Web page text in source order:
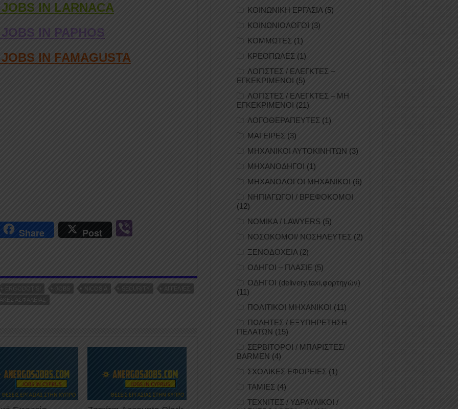
IN LARNACA
IN PAPHOS
IN FAMAGUSTA
Share Post
ERGODOTISI JOBS NICOSIA SECURITY
ΑΓΓΕΛΊΕΣ
ΑΣΦΑΛΕΙΑΣ
ΚΟΙΝΩΝΙΚΗ ΕΡΓΑΣΙΑ(5)
ΚΟΙΝΩΝΙΟΛΟΓΟΙ (3)
ΚΟΜΜΩΤΕΣ (1)
ΚΡΕΟΠΩΛΕΣ (1)
ΛΟΓΙΣΤΕΣ / ΕΛΕΓΚΤΕΣ –
ΕΓΚΕΚΡΙΜΕΝΟΙ (5)
ΛΟΓΙΣΤΕΣ / ΕΛΕΓΚΤΕΣ – ΜΗ
ΕΓΚΕΚΡΙΜΕΝΟΙ (21)
ΛΟΓΟΘΕΡΑΠΕΥΤΕΣ (1)
ΜΑΓΕΙΡΕΣ (3)
ΜΗΧΑΝΙΚΟΙ ΑΥΤΟΚΙΝΗΤΩΝ (3)
ΜΗΧΑΝΟΔΗΓΟΙ (1)
ΜΗΧΑΝΟΛΟΓΟΙ ΜΗΧΑΝΙΚΟΙ (6)
ΝΗΠΙΑΓΩΓΟΙ / ΒΡΕΦΟΚΟΜΟΙ
(12)
ΝΟΜΙΚΑ / LAWYERS (5)
ΝΟΣΟΚΟΜΟΙ/ ΝΟΣΗΛΕΥΤΕΣ (2)
ΞΕΝΟΔΟΧΕΙΑ(2)
ΟΔΗΓΟΙ – ΠΛΑΣΙΕ (5)
ΟΔΗΓΟΙ (delivery,taxi,φορτηγών)
(11)
ΠΟΛΙΤΙΚΟΙ ΜΗΧΑΝΙΚΟΙ (11)
ΠΩΛΗΤΕΣ / ΕΞΥΠΗΡΕΤΗΣΗ
ΠΕΛΑΤΩΝ (15)
ΣΕΡΒΙΤΟΡΟΙ / ΜΠΑΡΙΣΤΕΣ/
BARMEN (4)
ΣΧΟΛΙΚΕΣ ΕΦΟΡΕΙΕΣ (1)
ΤΑΜΙΕΣ (4)
ΤΕΧΝΙΤΕΣ / ΥΔΡΑΥΛΙΚΟΙ /